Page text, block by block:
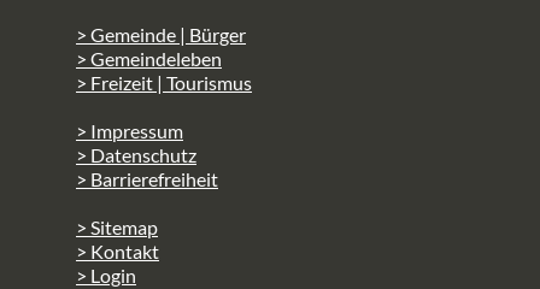
> Gemeinde | Bürger
> Gemeindeleben
> Freizeit | Tourismus
> Impressum
> Datenschutz
> Barrierefreiheit
> Sitemap
> Kontakt
> Login